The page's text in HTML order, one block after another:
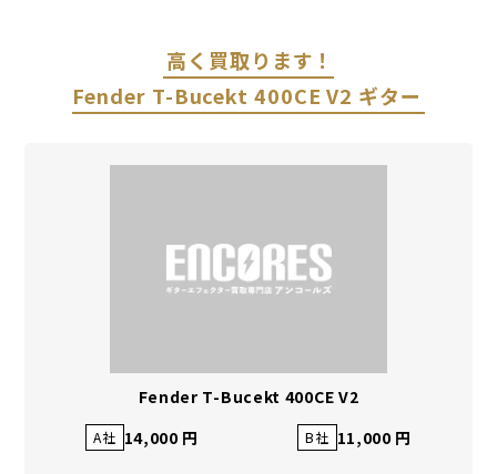
高く買取ります！
Fender T-Bucekt 400CE V2 ギター
Fender T-Bucekt 400CE V2
A社 14,000 円 B社 11,000 円